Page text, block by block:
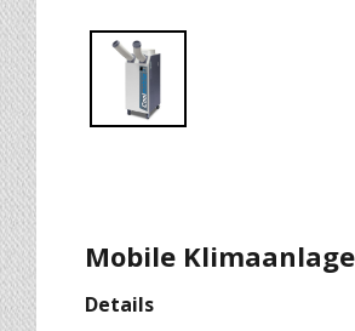
Mobile Klimaanlage
Details